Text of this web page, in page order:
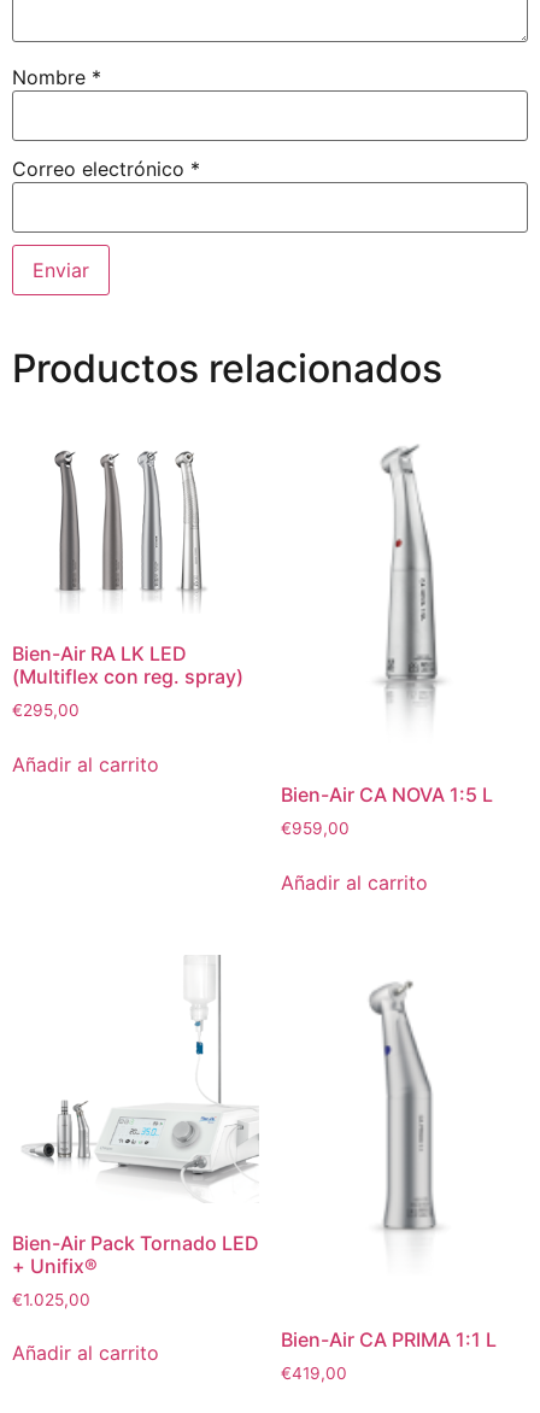
Nombre *
Correo electrónico *
Productos relacionados
Bien-Air RA LK LED
(Multiflex con reg. spray)
€295,00
Añadir al carrito
Bien-Air CA NOVA 1:5 L
€959,00
Añadir al carrito
Bien-Air Pack Tornado LED
+ Unifix®
€1.025,00
Añadir al carrito
Bien-Air CA PRIMA 1:1 L
€419,00